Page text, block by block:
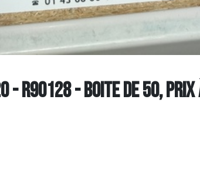
- R90128 - Boite de 50,